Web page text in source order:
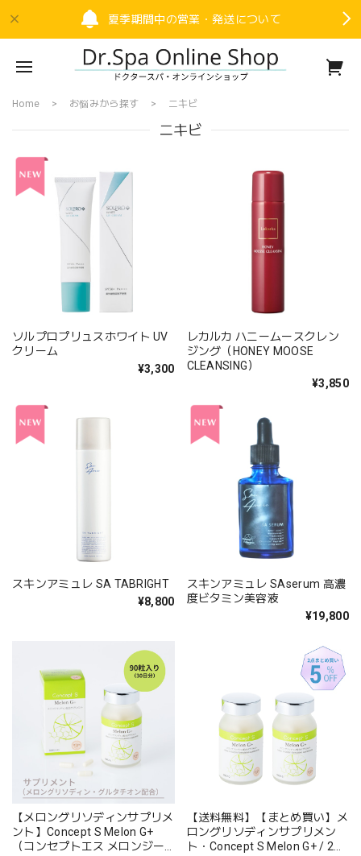
夏季期間中の営業・発送について
Home お悩みから探す ニキビ
ニキビ
ソルプロプリュスホワイト UV
クリーム
¥3,300
レカルカ ハニームースクレン
ジング（HONEY MOOSE
CLEANSING）
¥3,850
スキンアミュレ SA TABRIGHT
¥8,800
スキンアミュレ SAserum 高濃
度ビタミン美容液
¥19,800
【メロングリソディンサプリメ
ント】Concept S Melon G+
（コンセプトエス メロンジー
【送料無料】【まとめ買い】メ
ロングリソディンサプリメン
ト・Concept S Melon G+ / 2個